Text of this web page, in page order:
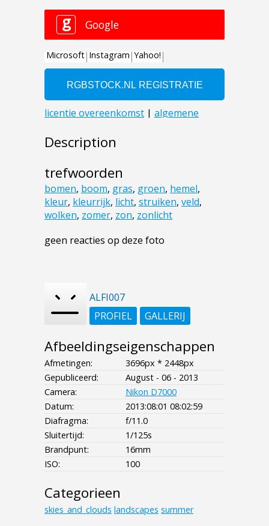
Description
trefwoorden
bomen, boom, gras, groen, hemel,
kleur, kleurrijk, licht, struiken, veld,
wolken, zomer, zon, zonlicht
geen reacties op deze foto
ALFI007
PROFIEL
GALLERIJ
Afbeeldingseigenschappen
Afmetingen:
3696px * 2448px
Gepubliceerd:
August - 06 - 2013
Camera:
Nikon D7000
Datum:
2013:08:01 08:02:59
Diafragma:
f/11.0
Sluitertijd:
1/125s
Brandpunt:
16mm
ISO:
100
Categorieen
skies_and_clouds landscapes summer